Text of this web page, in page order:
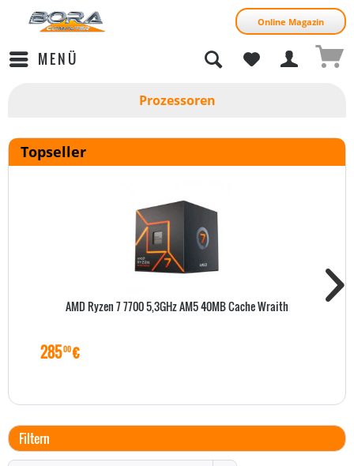
Online Magazin
MENÜ
Prozessoren
Topseller
AMD Ryzen 7 7700 5,3GHz AM5 40MB Cache Wraith
28500€
Filtern